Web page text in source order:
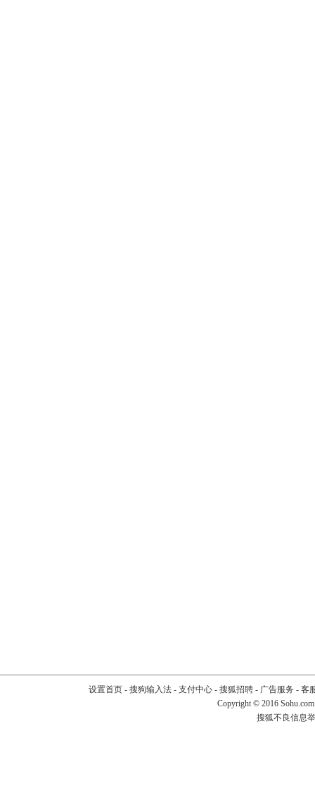
设置首页- 搜狗输入法- 支付中心- 搜狐招聘- 广告服务 - 客
Copyright © 2016
搜狐不良信息